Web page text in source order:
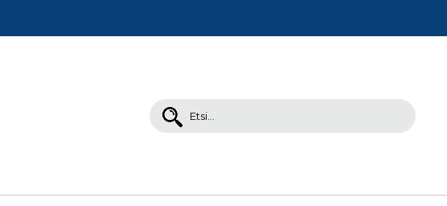
Search
for: